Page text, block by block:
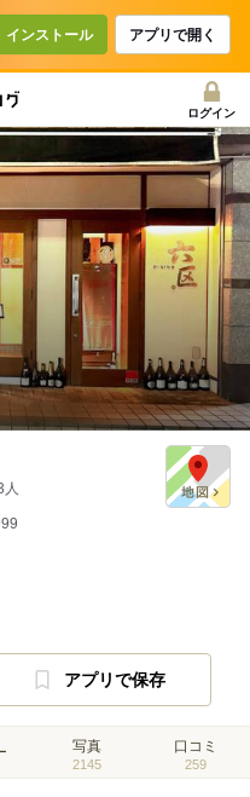
インストール アプリで開く
ログイン
人
アプリで保存
写真
2145
口コミ
259
クーポン
予約する